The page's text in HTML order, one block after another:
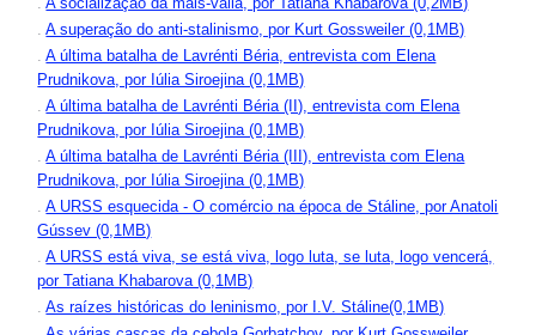
.A superação do anti-stalinismo, por Kurt Gossweiler (0,1MB)
.A última batalha de Lavrénti Béria, entrevista com Elena
Prudnikova, por Iúlia Siroejina (0,1MB)
.A última batalha de Lavrénti Béria (II), entrevista com Elena
Prudnikova, por Iúlia Siroejina (0,1MB)
.A última batalha de Lavrénti Béria (III), entrevista com Elena
Prudnikova, por Iúlia Siroejina (0,1MB)
.A URSS esquecida - O comércio na época de Stáline, por Anatoli
Gússev (0,1MB)
.A URSS está viva, se está viva, logo luta, se luta, logo vencerá,
por Tatiana Khabarova (0,1MB)
.As raízes históricas do leninismo, por I.V. Stáline(0,1MB)